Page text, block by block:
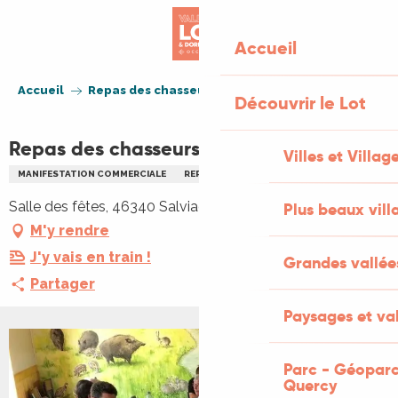
Accueil
Découvrir le Lot
Villes et
Plus beaux
Grandes
Paysages et
Parc -
Quercy
Accueil Repas des chasseurs
Repas des chasseurs
MANIFESTATION COMMERCIALE REPAS
Salle des fêtes, 46340 Salviac
M'y rendre
J'y vais en train !
Partager